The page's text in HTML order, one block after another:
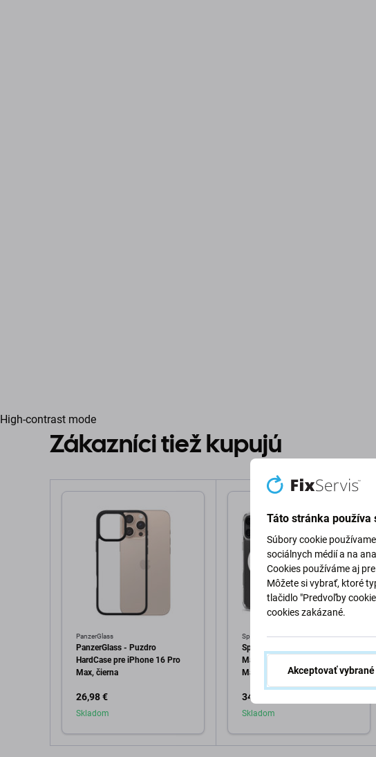
High-contrast mode
Zákazníci tiež kupujú
PanzerGlass
PanzerGlass - Puzdro
HardCase pre iPhone 16 Pro
Max, čierna
26,98 €
Skladom
Spigen
Spigen - Puzdro Ultra Hybrid s
MagSafe pre iPhone 16 Pro
Max, biela
34,98 €
Skladom
Táto stránka používa
Súbory cookie
sociálnych médií a na
Cookies používáme aj
Môžete si vybrať, ktoré
tlačidlo "Predvoľby
cookies zakázané.
Akceptovať vybrané